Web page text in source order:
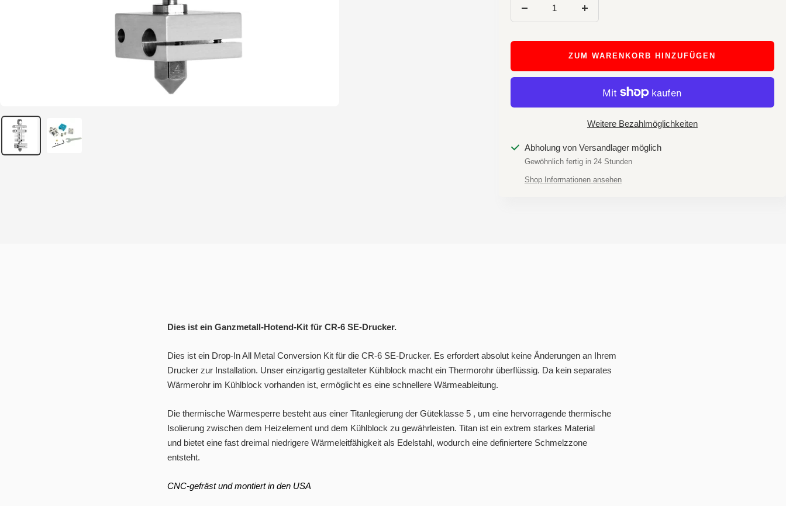
ZUM WARENKORB HINZUFÜGEN
Weitere Bezahlmöglichkeiten
Abholung von Versandlager möglich
Gewöhnlich fertig in 24 Stunden
Shop Informationen ansehen
Dies ist ein Ganzmetall-Hotend-Kit für CR-6 SE-Drucker.
Dies ist ein Drop-In All Metal Conversion Kit für die CR-6 SE-Drucker. Es erfordert absolut keine Änderungen an Ihrem
Drucker zur Installation. Unser einzigartig gestalteter Kühlblock macht ein Thermorohr überflüssig. Da kein separates
Wärmerohr im Kühlblock vorhanden ist, ermöglicht es eine schnellere Wärmeableitung.
Die thermische Wärmesperre besteht aus einer Titanlegierung der Güteklasse 5, um eine hervorragende thermische
Isolierung zwischen dem Heizelement und dem Kühlblock zu gewährleisten. Titan ist ein extrem starkes Material
und bietet eine fast dreimal niedrigere Wärmeleitfähigkeit als Edelstahl, wodurch eine definiertere Schmelzzone
entsteht.
CNC-gefräst und montiert in den USA